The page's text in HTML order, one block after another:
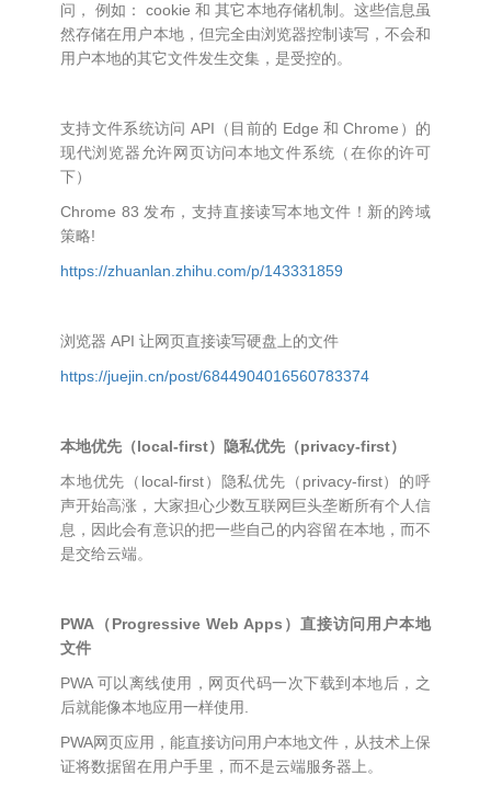
问， 例如： cookie 和 其它本地存储机制。这些信息虽
然存储在用户本地，但完全由浏览器控制读写，不会和
用户本地的其它文件发生交集，是受控的。
支持文件系统访问 API（目前的 Edge 和 Chrome）的
现代浏览器允许网页访问本地文件系统（在你的许可
下）
Chrome 83 发布，支持直接读写本地文件！新的跨域
策略!
https://zhuanlan.zhihu.com/p/143331859
浏览器 API 让网页直接读写硬盘上的文件
https://juejin.cn/post/6844904016560783374
本地优先（local-first）隐私优先（privacy-first）
本地优先（local-first）隐私优先（privacy-first）的呼
声开始高涨，大家担心少数互联网巨头垄断所有个人信
息，因此会有意识的把一些自己的内容留在本地，而不
是交给云端。
PWA（Progressive Web Apps）直接访问用户本地
文件
PWA 可以离线使用，网页代码一次下载到本地后，之
后就能像本地应用一样使用.
PWA网页应用，能直接访问用户本地文件，从技术上保
证将数据留在用户手里，而不是云端服务器上。